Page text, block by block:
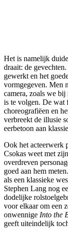
Het is namelijk
draait: de
gewerkt en het
vormgegeven. Men
camera, zoals we bij
is te volgen. De wat
choreografiëen en
verbreekt de illusie
eerbetoon aan
Ook het acteerwerk
Csokas weet met
overdreven
goed aan hem
als een klassieke
Stephen Lang nog
dodelijke
voor elkaar om een
onwennige Into the
geeft uiteindelijk